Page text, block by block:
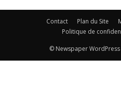
Contact Plan du Site
Politique de
© Newspaper